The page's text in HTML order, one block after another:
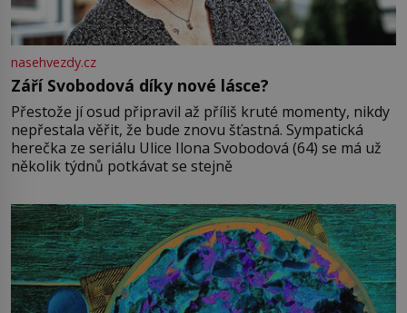
nasehvezdy.cz
Září Svobodová díky nové lásce?
Přestože jí osud připravil až příliš kruté momenty, nikdy
nepřestala věřit, že bude znovu šťastná. Sympatická
herečka ze seriálu Ulice Ilona Svobodová (64) se má už
několik týdnů potkávat se stejně